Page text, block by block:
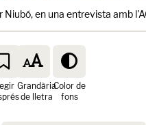
en una entrevista amb
Grandària
de lletra
Color de
fons